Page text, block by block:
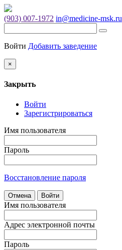
(903) 007-1972 in@medicine-msk.ru
Войти Добавить заведение
×
Закрыть
Войти
Зарегистрироваться
Имя пользователя
Пароль
Восстановление пароля
Отмена Войти
Имя пользователя
Адрес электронной почты
Пароль